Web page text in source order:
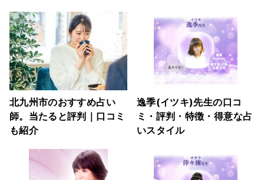
北九州市のおすすめ占い
師。当たると評判｜口コミ
も紹介
逸季(イツキ)先生の口コ
ミ・評判・特徴・得意な占
いスタイル